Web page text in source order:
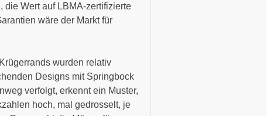
die Wert auf LBMA-zertifizierte
wäre der Markt für
wurden relativ
Designs mit Springbock
verfolgt, erkennt ein Muster,
hoch, mal gedrosselt, je